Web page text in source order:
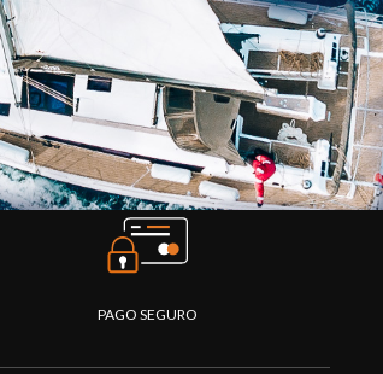
PAGO SEGURO